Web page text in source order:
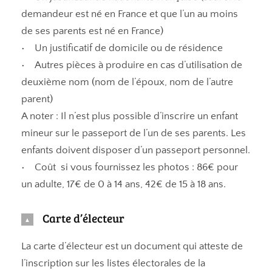
demandeur est né en France et que l’un au moins
de ses parents est né en France)
• Un justificatif de domicile ou de résidence
• Autres pièces à produire en cas d’utilisation de
deuxième nom (nom de l’époux, nom de l’autre
parent)
A noter : Il n’est plus possible d’inscrire un enfant
mineur sur le passeport de l’un de ses parents. Les
enfants doivent disposer d’un passeport personnel.
• Coût si vous fournissez les photos : 86€ pour
un adulte, 17€ de 0 à 14 ans, 42€ de 15 à 18 ans.
Carte d’électeur
La carte d’électeur est un document qui atteste de
l’inscription sur les listes électorales de la